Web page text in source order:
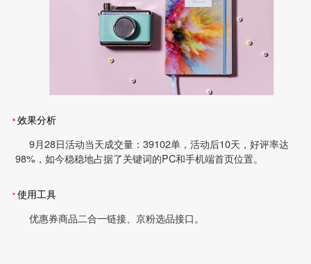
效果分析
9月28日活动当天成交量：39102单，活动后10天，好评率达
98%，如今稳稳地占据了关键词的PC和手机端首页位置。
使用工具
优惠券商品二合一链接、京粉选品接口。